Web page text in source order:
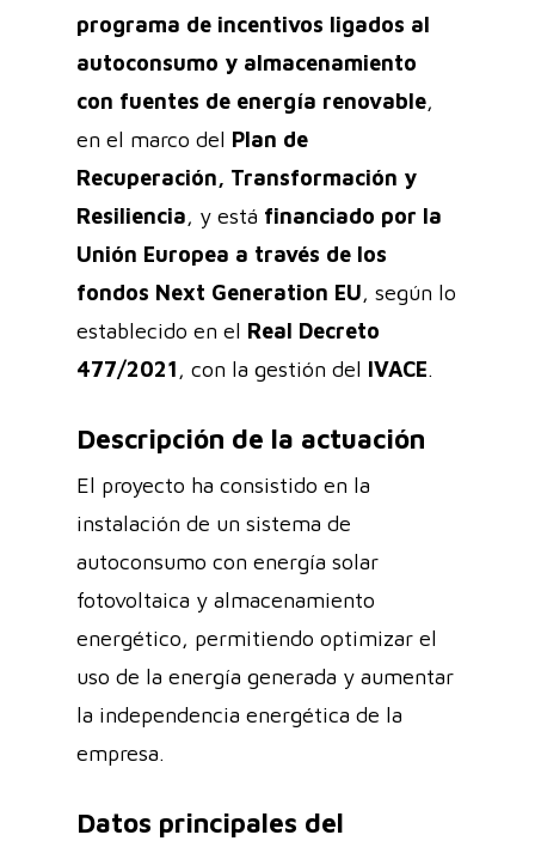
programa de incentivos ligados al
autoconsumo y almacenamiento
con fuentes de energía renovable,
en el marco del Plan de
Recuperación, Transformación y
Resiliencia, y está financiado por la
Unión Europea a través de los
fondos Next Generation EU, según lo
establecido en el Real Decreto
477/2021, con la gestión del IVACE.
Descripción de la actuación
El proyecto ha consistido en la
instalación de un sistema de
autoconsumo con energía solar
fotovoltaica y almacenamiento
energético, permitiendo optimizar el
uso de la energía generada y aumentar
la independencia energética de la
empresa.
Datos principales del